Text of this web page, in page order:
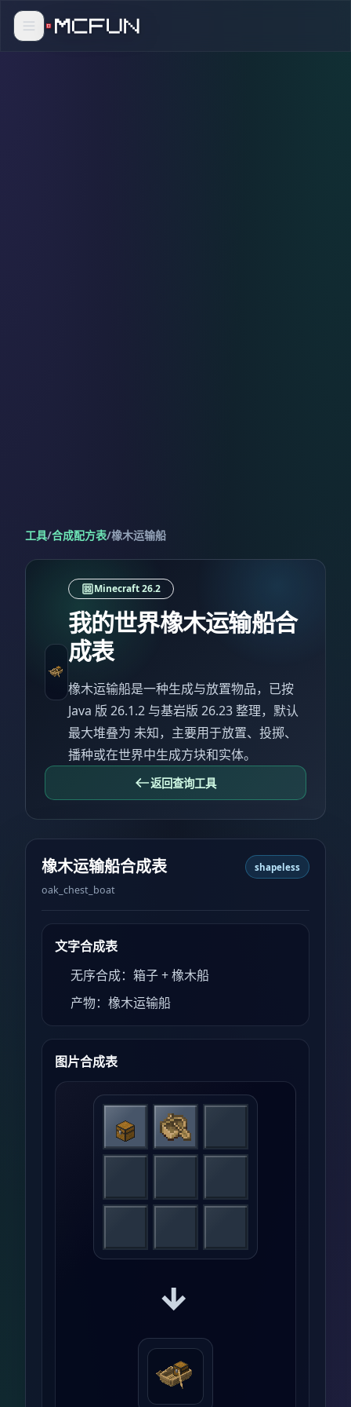
工具/合成配方表/橡木运输船
Minecraft 26.2
我的世界橡木运输船合
成表
橡木运输船是一种生成与放置物品，已按
Java 版 26.1.2 与基岩版 26.23 整理，默认
最大堆叠为 未知，主要用于放置、投掷、
播种或在世界中生成方块和实体。
返回查询工具
橡木运输船合成表
oak_chest_boat
shapeless
文字合成表
无序合成：箱子 + 橡木船
产物：橡木运输船
图片合成表
→